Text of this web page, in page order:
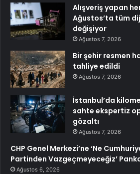
Alışveriş yapan
Ağustos’ta tüm
değişiyor
Ağustos 7, 2026
Bir şehir resmen
tahliye edildi
Ağustos 7, 2026
İstanbul’da
sahte ekspertiz
gözaltı
Ağustos 7, 2026
CHP Genel Merkezi’ne ‘Ne
Partinden Vazgeçmeyeceğiz’
Ağustos 6, 2026